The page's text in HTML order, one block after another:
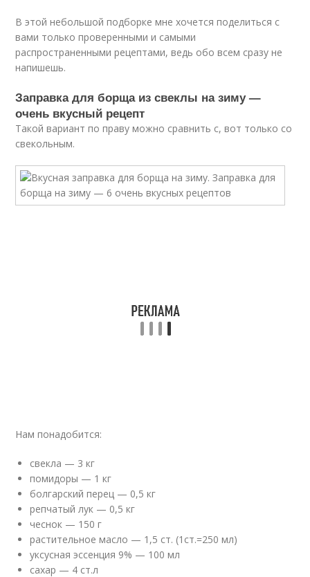
В этой небольшой подборке мне хочется поделиться с
вами только проверенными и самыми
распространенными рецептами, ведь обо всем сразу не
напишешь.
Заправка для борща из свеклы на зиму —
очень вкусный рецепт
Такой вариант по праву можно сравнить с, вот только со
свекольным.
Нам понадобится:
свекла — 3 кг
помидоры — 1 кг
болгарский перец — 0,5 кг
репчатый лук — 0,5 кг
чеснок — 150 г
растительное масло — 1,5 ст. (1ст.=250 мл)
уксусная эссенция 9% — 100 мл
сахар — 4 ст.л